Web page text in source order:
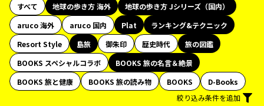
すべて 地球の歩き方 海外
地球の歩き方 Jシリーズ（国内）
aruco 海外
aruco 国内 Plat
ランキング&テクニック
Resort Style
島旅 御朱印 歴史時代
旅の図鑑
BOOKS スペシャルコラボ
BOOKS 旅の名言＆絶景
BOOKS 旅と健康
BOOKS 旅の読み物 BOOKS
D-Books
絞り込み条件を追加